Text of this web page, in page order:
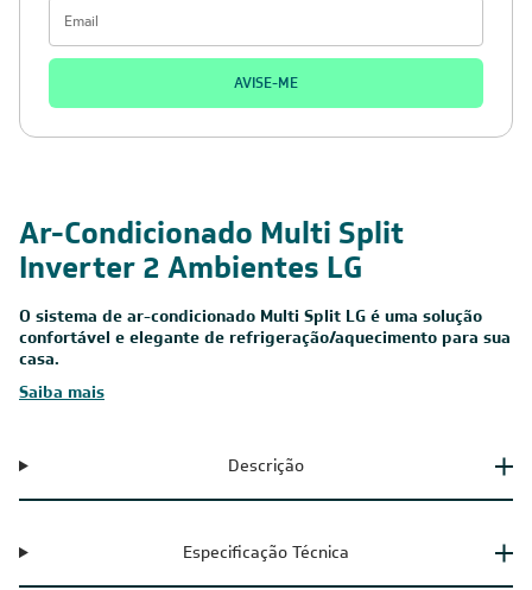
AVISE-ME
Ar-Condicionado Multi Split
Inverter 2 Ambientes LG
O sistema de ar-condicionado Multi Split LG é uma solução
confortável e elegante de refrigeração/aquecimento para sua
casa.
Saiba mais
Descrição
Especificação Técnica